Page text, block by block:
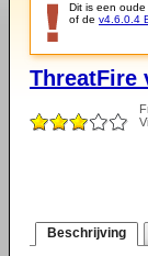
Dit is een
of de v4.6.0.4
ThreatFire
Beschrijving